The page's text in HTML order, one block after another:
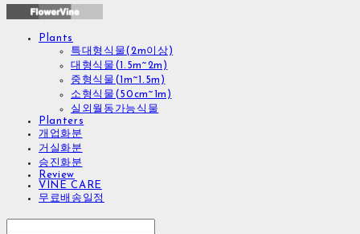
Plants
특대형식물(2m이상)
대형식물(1.5m~2m)
중형식물(1m~1.5m)
소형식물(50cm~1m)
실외월동가능식물
Planters
개업화분
거실화분
승진화분
Review
VINE CARE
무료배송일정